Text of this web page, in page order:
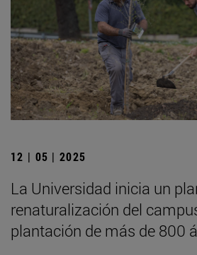
12 | 05 | 2025
La Universidad inicia un
renaturalización del
plantación de más de 800